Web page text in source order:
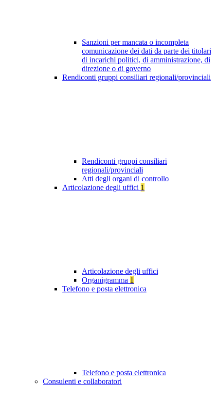
Sanzioni per mancata o incompleta
comunicazione dei dati da parte dei titolari
di incarichi politici, di amministrazione, di
direzione o di governo
Rendiconti gruppi consiliari regionali/provinciali
Rendiconti gruppi consiliari
regionali/provinciali
Atti degli organi di controllo
Articolazione degli uffici 1
Articolazione degli uffici
Organigramma 1
Telefono e posta elettronica
Telefono e posta elettronica
Consulenti e collaboratori